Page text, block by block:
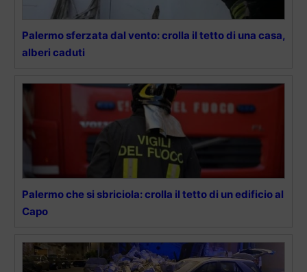
Palermo sferzata dal vento: crolla il tetto di una casa,
alberi caduti
Palermo che si sbriciola: crolla il tetto di un edificio al
Capo